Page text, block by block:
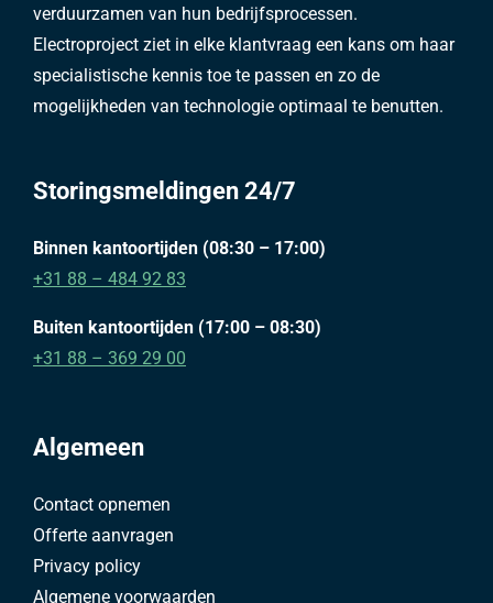
verduurzamen van hun bedrijfsprocessen.
Electroproject ziet in elke klantvraag een kans om haar
specialistische kennis toe te passen en zo de
mogelijkheden van technologie optimaal te benutten.
Storingsmeldingen 24/7
Binnen kantoortijden (08:30 – 17:00)
+31 88 – 484 92 83
Buiten kantoortijden (17:00 – 08:30)
+31 88 – 369 29 00
Algemeen
Contact opnemen
Offerte aanvragen
Privacy policy
Algemene voorwaarden